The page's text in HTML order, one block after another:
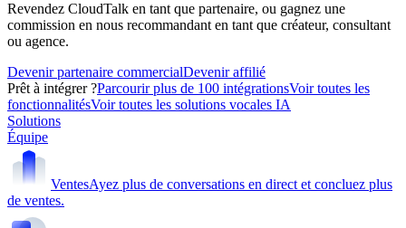
Revendez CloudTalk en tant que partenaire, ou gagnez une
commission en nous recommandant en tant que créateur, consultant
ou agence.
Devenir partenaire commercialDevenir affilié
Prêt à intégrer ?Parcourir plus de 100 intégrationsVoir toutes les
fonctionnalitésVoir toutes les solutions vocales IA
Solutions
Équipe
VentesAyez plus de conversations en direct et concluez plus
de ventes.